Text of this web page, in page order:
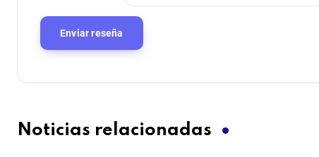
Noticias relacionadas